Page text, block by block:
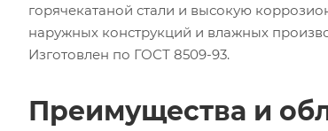
горячекатаной стали и высокую
наружных конструкций и влажных
Изготовлен по ГОСТ 8509-93.
Преимущества и